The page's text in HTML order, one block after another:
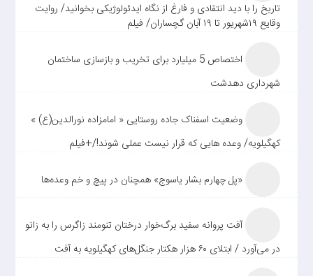
تاریخ را با دید انتقادی و فارغ از نگاه ایدئولوژیکی بخوانید/ روایت
وقایع ۱۹شهریور تا ۱۹ آبان گچساران/ فیلم
اختصاص 5 میلیارد برای تخریب و بازسازی ساختمان
شهرداری دهدشت
وضعیت اسفناک جاده روستایی « امامزاده نورالدین(ع) »
کهگیلویه/ وعده هایی که قرار نیست عملی شوند!/+فیلم
«پل چهارم بشار یاسوج» همچنان در پیچ و خم وعده‌ها
آفت پروانه سفید برگ‌خوار درختان تنومند زاگرس را به زانو
در می‌آورد / ابتلای ۶۰ هزار هکتار جنگل‌های کهگیلویه به آفت